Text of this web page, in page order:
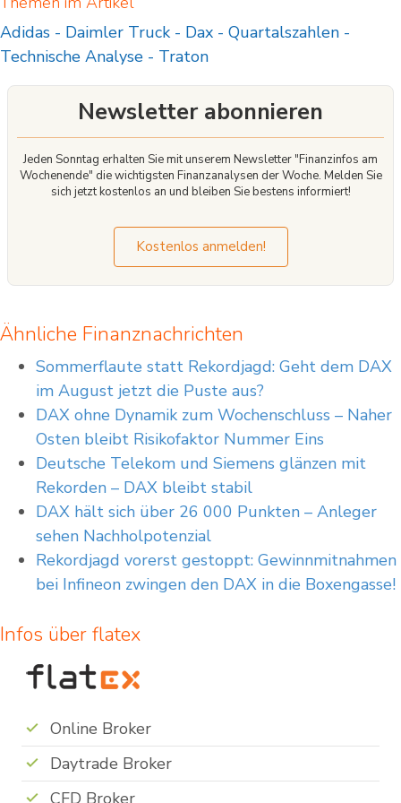
einzugehen, Ihr Geld zu verlieren.
Adidas - Daimler Truck- Dax - Quartalszahlen -
Technische Analyse - Traton
Newsletter abonnieren
Jeden Sonntag erhalten Sie mit unserem Newsletter "Finanzinfos am
Wochenende" die wichtigsten Finanzanalysen der Woche. Melden Sie
sich jetzt kostenlos an und bleiben Sie bestens informiert!
Kostenlos anmelden!
Ähnliche Finanznachrichten
Sommerflaute statt Rekordjagd: Geht dem DAX
im August jetzt die Puste aus?
DAX ohne Dynamik zum Wochenschluss – Naher
Osten bleibt Risikofaktor Nummer Eins
Deutsche Telekom und Siemens glänzen mit
Rekorden – DAX bleibt stabil
DAX hält sich über 26 000 Punkten – Anleger
sehen Nachholpotenzial
Rekordjagd vorerst gestoppt: Gewinnmitnahmen
bei Infineon zwingen den DAX in die Boxengasse!
Infos über flatex
Online Broker
Daytrade Broker
CFD Broker